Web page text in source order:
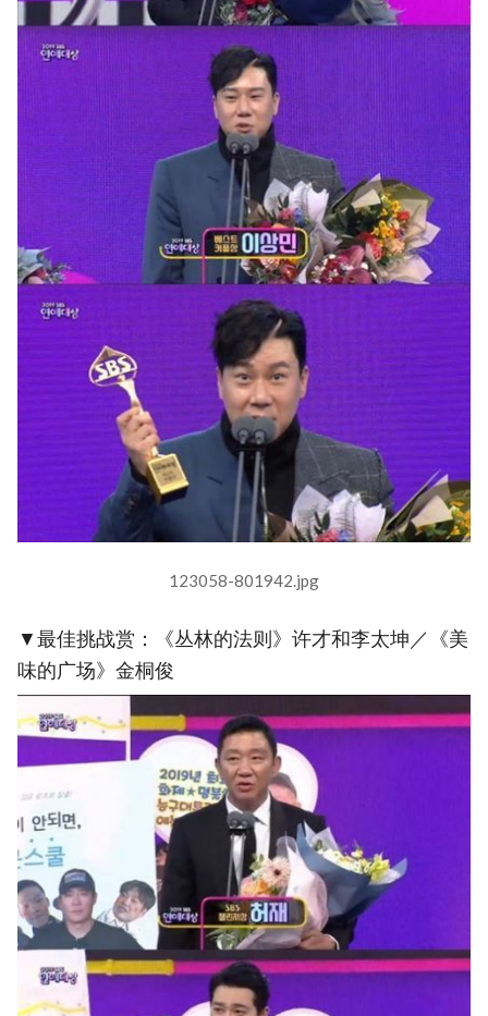
123058-801942.jpg
▼最佳挑战赏：《丛林的法则》许才和李太坤／《美
味的广场》金桐俊